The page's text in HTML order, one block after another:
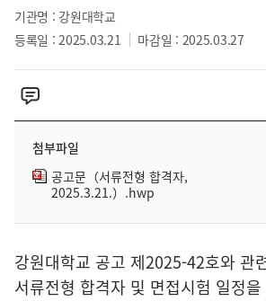
기관명 : 강원대학교
등록일 : 2025.03.21
마감일 : 2025.03.27
첨부파일
공고문（서류전형 합격자,
2025.3.21.）.hwp
강원대학교 공고 제2025-42호와 관
서류전형 합격자 및 면접시험 일정